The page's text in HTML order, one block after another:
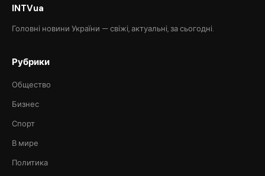
INTVua
Головні новини України — свіжі, актуальні, за сьогодні.
Рубрики
Общество
Бизнес
Спорт
В мире
Политика